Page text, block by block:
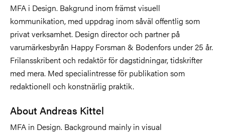
MFA i Design. Bakgrund inom främst visuell
kommunikation, med uppdrag inom såväl offentlig som
privat verksamhet. Design director och partner på
varumärkesbyrån Happy Forsman & Bodenfors under 25 år.
Frilansskribent och redaktör för dagstidningar, tidskrifter
med mera. Med specialintresse för publikation som
redaktionell och konstnärlig praktik.
About Andreas Kittel
MFA in Design. Background mainly in visual